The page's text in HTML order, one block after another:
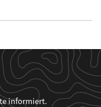
informiert.